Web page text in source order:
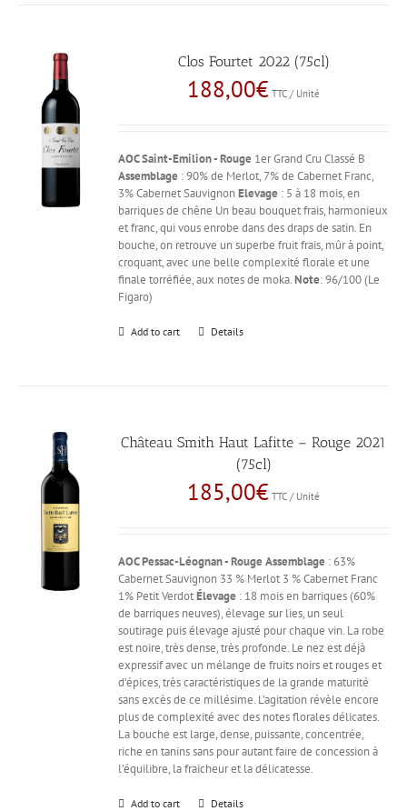
Clos Fourtet 2022 (75cl)
188,00€ TTC / Unité
AOC Saint-Emilion - Rouge 1er Grand Cru Classé B
Assemblage : 90% de Merlot, 7% de Cabernet Franc,
3% Cabernet SauvignonElevage : 5 à 18 mois, en
barriques de chêne Un beau bouquet frais, harmonieux
et franc, qui vous enrobe dans des draps de satin. En
bouche, on retrouve un superbe fruit frais, mûr à point,
croquant, avec une belle complexité florale et une
finale torréfiée, aux notes de moka.Note: 96/100 (Le
Figaro)
Add to cart Details
Château Smith Haut Lafitte – Rouge 2021
(75cl)
185,00€ TTC / Unité
AOC Pessac-Léognan - Rouge Assemblage : 63%
Cabernet Sauvignon 33 % Merlot 3 % Cabernet Franc
1% Petit VerdotÉlevage : 18 mois en barriques (60%
de barriques neuves), élevage sur lies, un seul
soutirage puis élevage ajusté pour chaque vin. La robe
est noire, très dense, très profonde. Le nez est déjà
expressif avec un mélange de fruits noirs et rouges et
d’épices, très caractéristiques de la grande maturité
sans excès de ce millésime. L’agitation révèle encore
plus de complexité avec des notes florales délicates.
La bouche est large, dense, puissante, concentrée,
riche en tanins sans pour autant faire de concession à
l’équilibre, la fraicheur et la délicatesse.
Add to cart Details